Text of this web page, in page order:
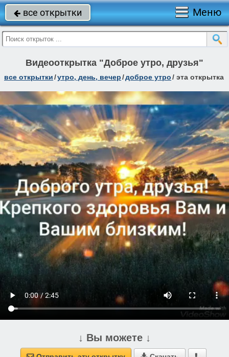
 все открытки Меню
Видеооткрытка "Доброе утро, друзья"
все открытки/утро, день, вечер/доброе утро/ эта открытка
↓ Вы можете ↓